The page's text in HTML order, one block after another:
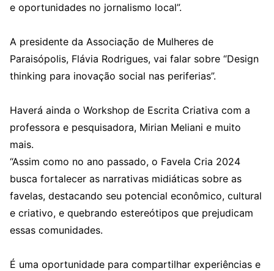
e oportunidades no jornalismo local”.
A presidente da Associação de Mulheres de
Paraisópolis, Flávia Rodrigues, vai falar sobre “Design
thinking para inovação social nas periferias”.
Haverá ainda o Workshop de Escrita Criativa com a
professora e pesquisadora, Mirian Meliani e muito
mais.
“Assim como no ano passado, o Favela Cria 2024
busca fortalecer as narrativas midiáticas sobre as
favelas, destacando seu potencial econômico, cultural
e criativo, e quebrando estereótipos que prejudicam
essas comunidades.
É uma oportunidade para compartilhar experiências e